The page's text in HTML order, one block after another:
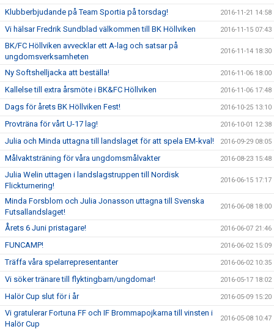
Klubberbjudande på Team Sportia på torsdag! 2016-11-21 14:58
Vi hälsar Fredrik Sundblad välkommen till BK Höllviken 2016-11-15 07:43
BK/FC Höllviken avvecklar ett A-lag och satsar på
ungdomsverksamheten
2016-11-14 18:30
Ny Softshelljacka att beställa! 2016-11-06 18:00
Kallelse till extra årsmöte i BK&FC Höllviken 2016-11-06 17:48
Dags för årets BK Höllviken Fest! 2016-10-25 13:10
Provträna för vårt U-17 lag! 2016-10-01 12:38
Julia och Minda uttagna till landslaget för att spela EM-kval! 2016-09-29 08:05
Målvaktsträning för våra ungdomsmålvakter 2016-08-23 15:48
Julia Welin uttagen i landslagstruppen till Nordisk
Flickturnering!
2016-06-15 17:17
Minda Forsblom och Julia Jonasson uttagna till Svenska
Futsallandslaget!
2016-06-08 18:00
Årets 6 Juni pristagare! 2016-06-07 21:46
FUNCAMP! 2016-06-02 15:09
Träffa våra spelarrepresentanter 2016-06-02 10:35
Vi söker tränare till flyktingbarn/ungdomar! 2016-05-17 18:02
Halör Cup slut för i år 2016-05-09 15:20
Vi gratulerar Fortuna FF och IF Brommapojkarna till vinsten i
Halör Cup
2016-05-08 10:47